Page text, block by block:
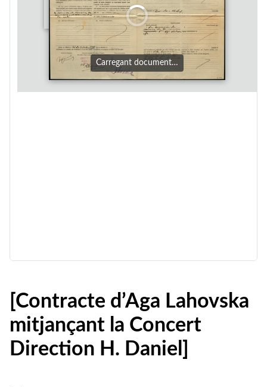
Carregant document…
[Contracte d’Aga Lahovska
mitjançant la Concert
Direction H. Daniel]